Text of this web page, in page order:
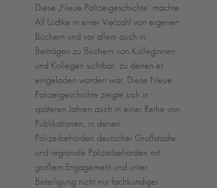
Diese ‚Neue Polizeigeschichte’ machte
Alf Lüdtke in einer Vielzahl von eigenen
Büchern und vor allem auch in
Beiträgen zu Büchern von Kolleginnen
und Kollegen sichtbar, zu denen er
eingeladen worden war. Diese Neue
Polizeigeschichte zeigte sich in
späteren Jahren auch in einer Reihe von
Publikationen, in denen
Polizeibehörden deutscher Großstädte
und regionale Polizeibehörden mit
großem Engagement und unter
Beteiligung nicht nur fachkundiger